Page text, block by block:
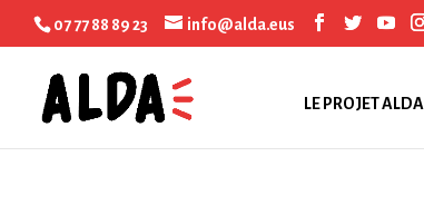
07 77 88 89 23 info@alda.eus
LE PROJET ALDA